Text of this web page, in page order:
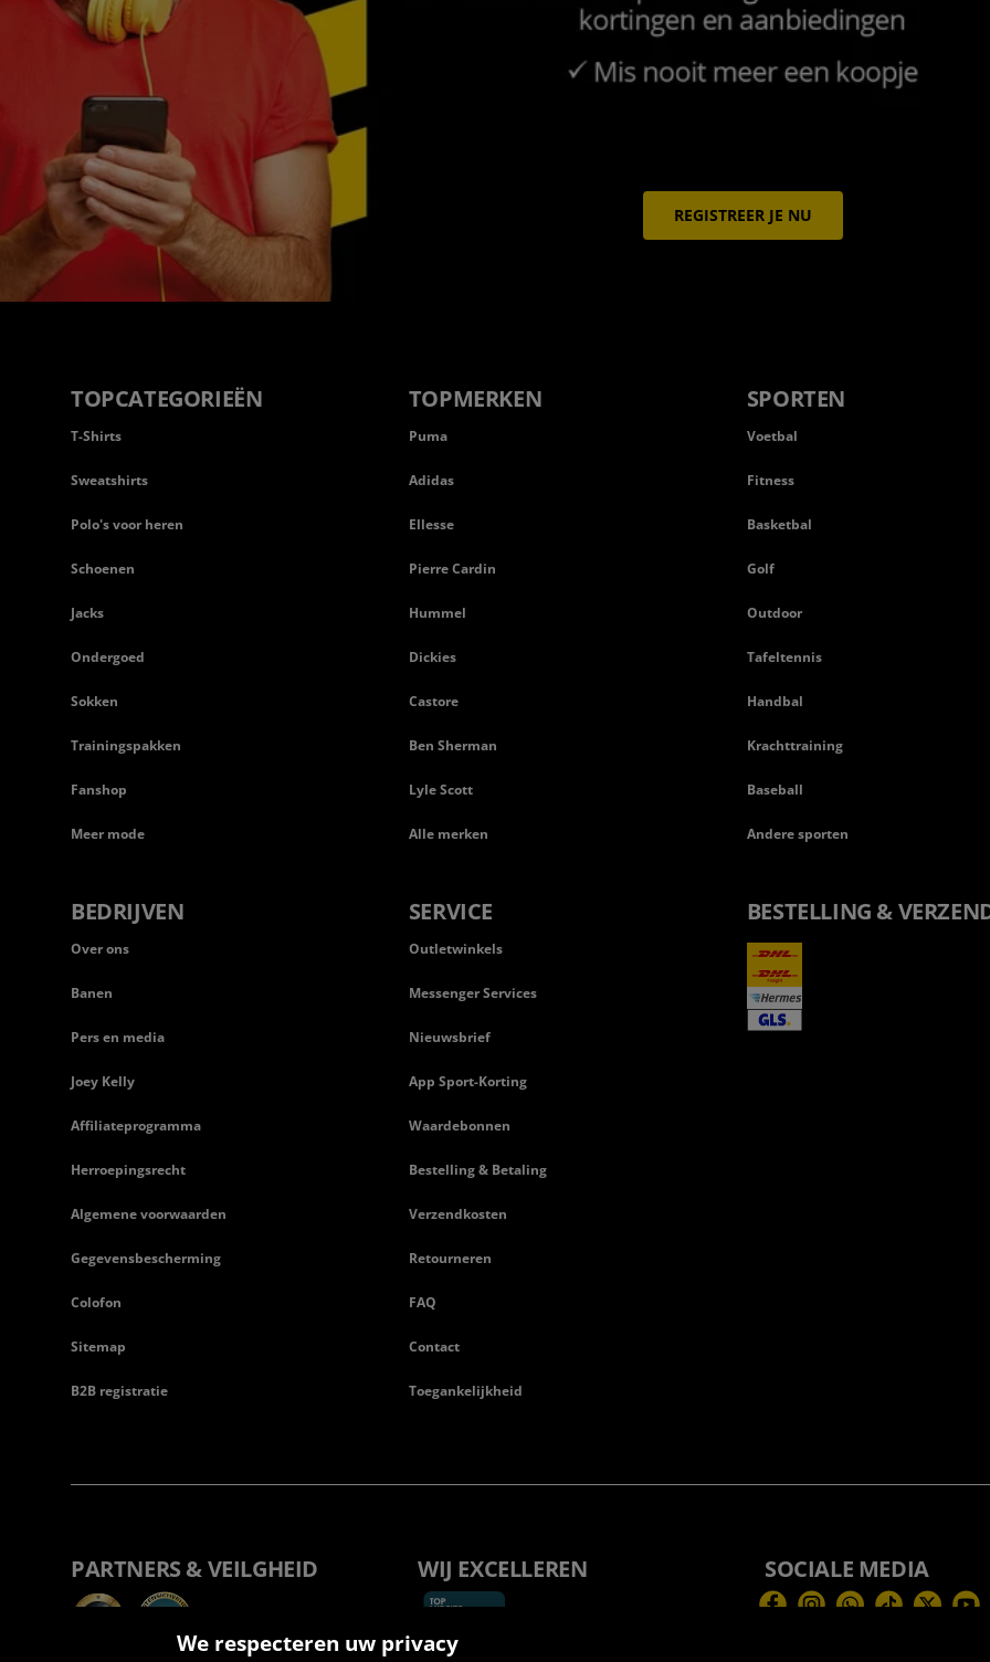
REGISTREER JE NU
TOPCATEGORIEËN
T-Shirts
Sweatshirts
Polo's voor heren
Schoenen
Jacks
Ondergoed
Sokken
Trainingspakken
Fanshop
Meer mode
TOPMERKEN
Puma
Adidas
Ellesse
Pierre Cardin
Hummel
Dickies
Castore
Ben Sherman
Lyle Scott
Alle merken
SPORTEN
Voetbal
Fitness
Basketbal
Golf
Outdoor
Tafeltennis
Handbal
Krachttraining
Baseball
Andere sporten
BEDRIJVEN
Over ons
Banen
Pers en media
Joey Kelly
Affiliateprogramma
Herroepingsrecht
Algemene voorwaarden
Gegevensbescherming
Colofon
Sitemap
B2B registratie
SERVICE
Outletwinkels
Messenger Services
Nieuwsbrief
App Sport-Korting
Waardebonnen
Bestelling & Betaling
Verzendkosten
Retourneren
FAQ
Contact
Toegankelijkheid
BESTELLING &
PARTNERS & VEILGHEID WIJ EXCELLEREN SOCIALE MEDIA
FacebookInstagramWhatsApp
TikTokTwitter
We respecteren uw privacy